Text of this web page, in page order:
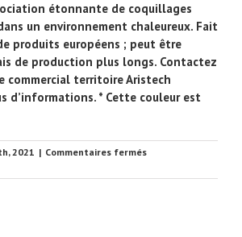
étonnante de coquillages
un environnement chaleureux. Fait
produits européens ; peut être
de production plus longs. Contactez
commercial territoire Aristech
d’informations. * Cette couleur est
2021 | Commentaires ferméssur
7509